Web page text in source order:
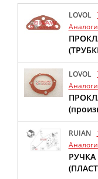
LOVOL
LOVOL
RUIAN